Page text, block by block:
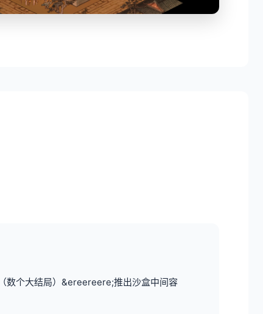
数个大结局）&ereereere;推出沙盒中间容